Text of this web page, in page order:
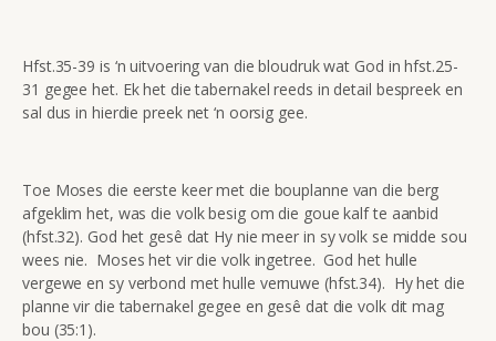
Hfst.35-39 is ‘n uitvoering van die bloudruk wat God in hfst.25-
31 gegee het. Ek het die tabernakel reeds in detail bespreek en
sal dus in hierdie preek net ‘n oorsig gee.
Toe Moses die eerste keer met die bouplanne van die berg
afgeklim het, was die volk besig om die goue kalf te aanbid
(hfst.32). God het gesê dat Hy nie meer in sy volk se midde sou
wees nie. Moses het vir die volk ingetree. God het hulle
vergewe en sy verbond met hulle vernuwe (hfst.34). Hy het die
planne vir die tabernakel gegee en gesê dat die volk dit mag
bou (35:1).